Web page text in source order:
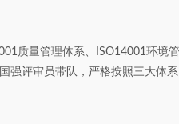
质量管理体系、ISO14001环境
强评审员带队，严格按照三大体